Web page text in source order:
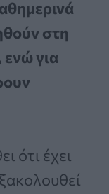
στη
για
ότι έχει